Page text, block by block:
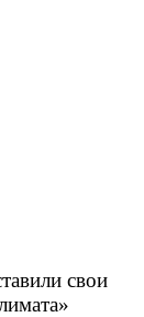
свои